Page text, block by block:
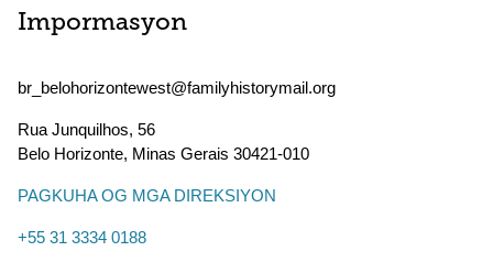
Impormasyon
br_belohorizontewest@familyhistorymail.org
Rua Junquilhos, 56
Belo Horizonte, Minas Gerais 30421-010
PAGKUHA OG MGA DIREKSIYON
+55 31 3334 0188